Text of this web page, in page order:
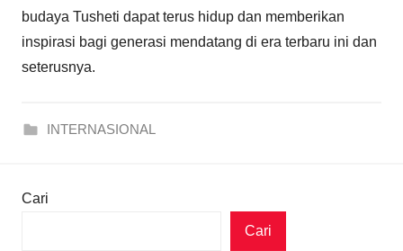
budaya Tusheti dapat terus hidup dan memberikan
inspirasi bagi generasi mendatang di era terbaru ini dan
seterusnya.
INTERNASIONAL
Cari
Cari